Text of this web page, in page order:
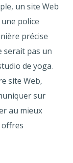
un site Web
police
précise
serait pas un
de yoga.
site Web,
sur
au mieux